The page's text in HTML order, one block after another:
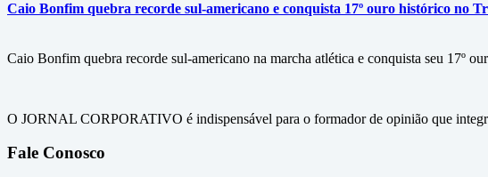
Caio Bonfim quebra recorde sul-americano e conquista 17º ouro histórico no
Caio Bonfim quebra recorde sul-americano na marcha atlética e conquista seu 17º
O JORNAL CORPORATIVO é indispensável para o formador de opinião que
Fale Conosco